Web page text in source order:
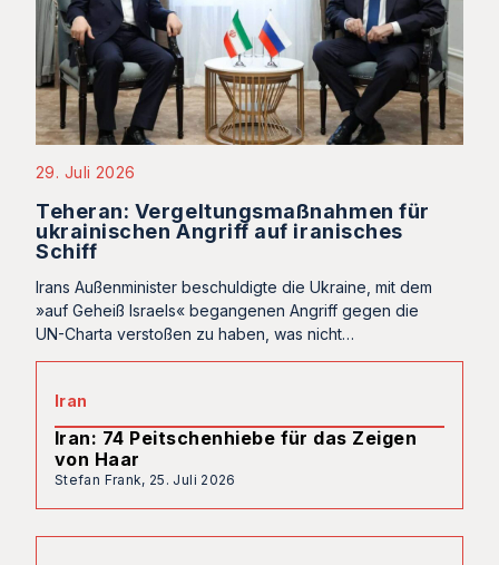
29. Juli 2026
Teheran: Vergeltungsmaßnahmen für
ukrainischen Angriff auf iranisches
Schiff
Irans Außenminister beschuldigte die Ukraine, mit dem
»auf Geheiß Israels« begangenen Angriff gegen die
UN-Charta verstoßen zu haben, was nicht…
Iran
Iran: 74 Peitschenhiebe für das Zeigen
von Haar
Stefan Frank, 25. Juli 2026